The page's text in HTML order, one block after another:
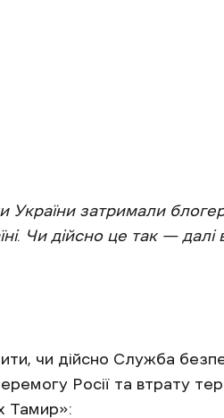
затримали
. Чи дійсно це так —
чи дійсно Служба
Росії та втрату
Тамир»: